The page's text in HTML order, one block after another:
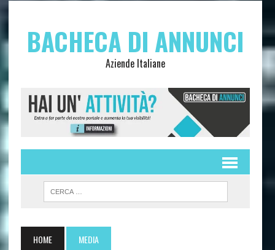
BACHECA DI ANNUNCI
Aziende Italiane
HOME MEDIA